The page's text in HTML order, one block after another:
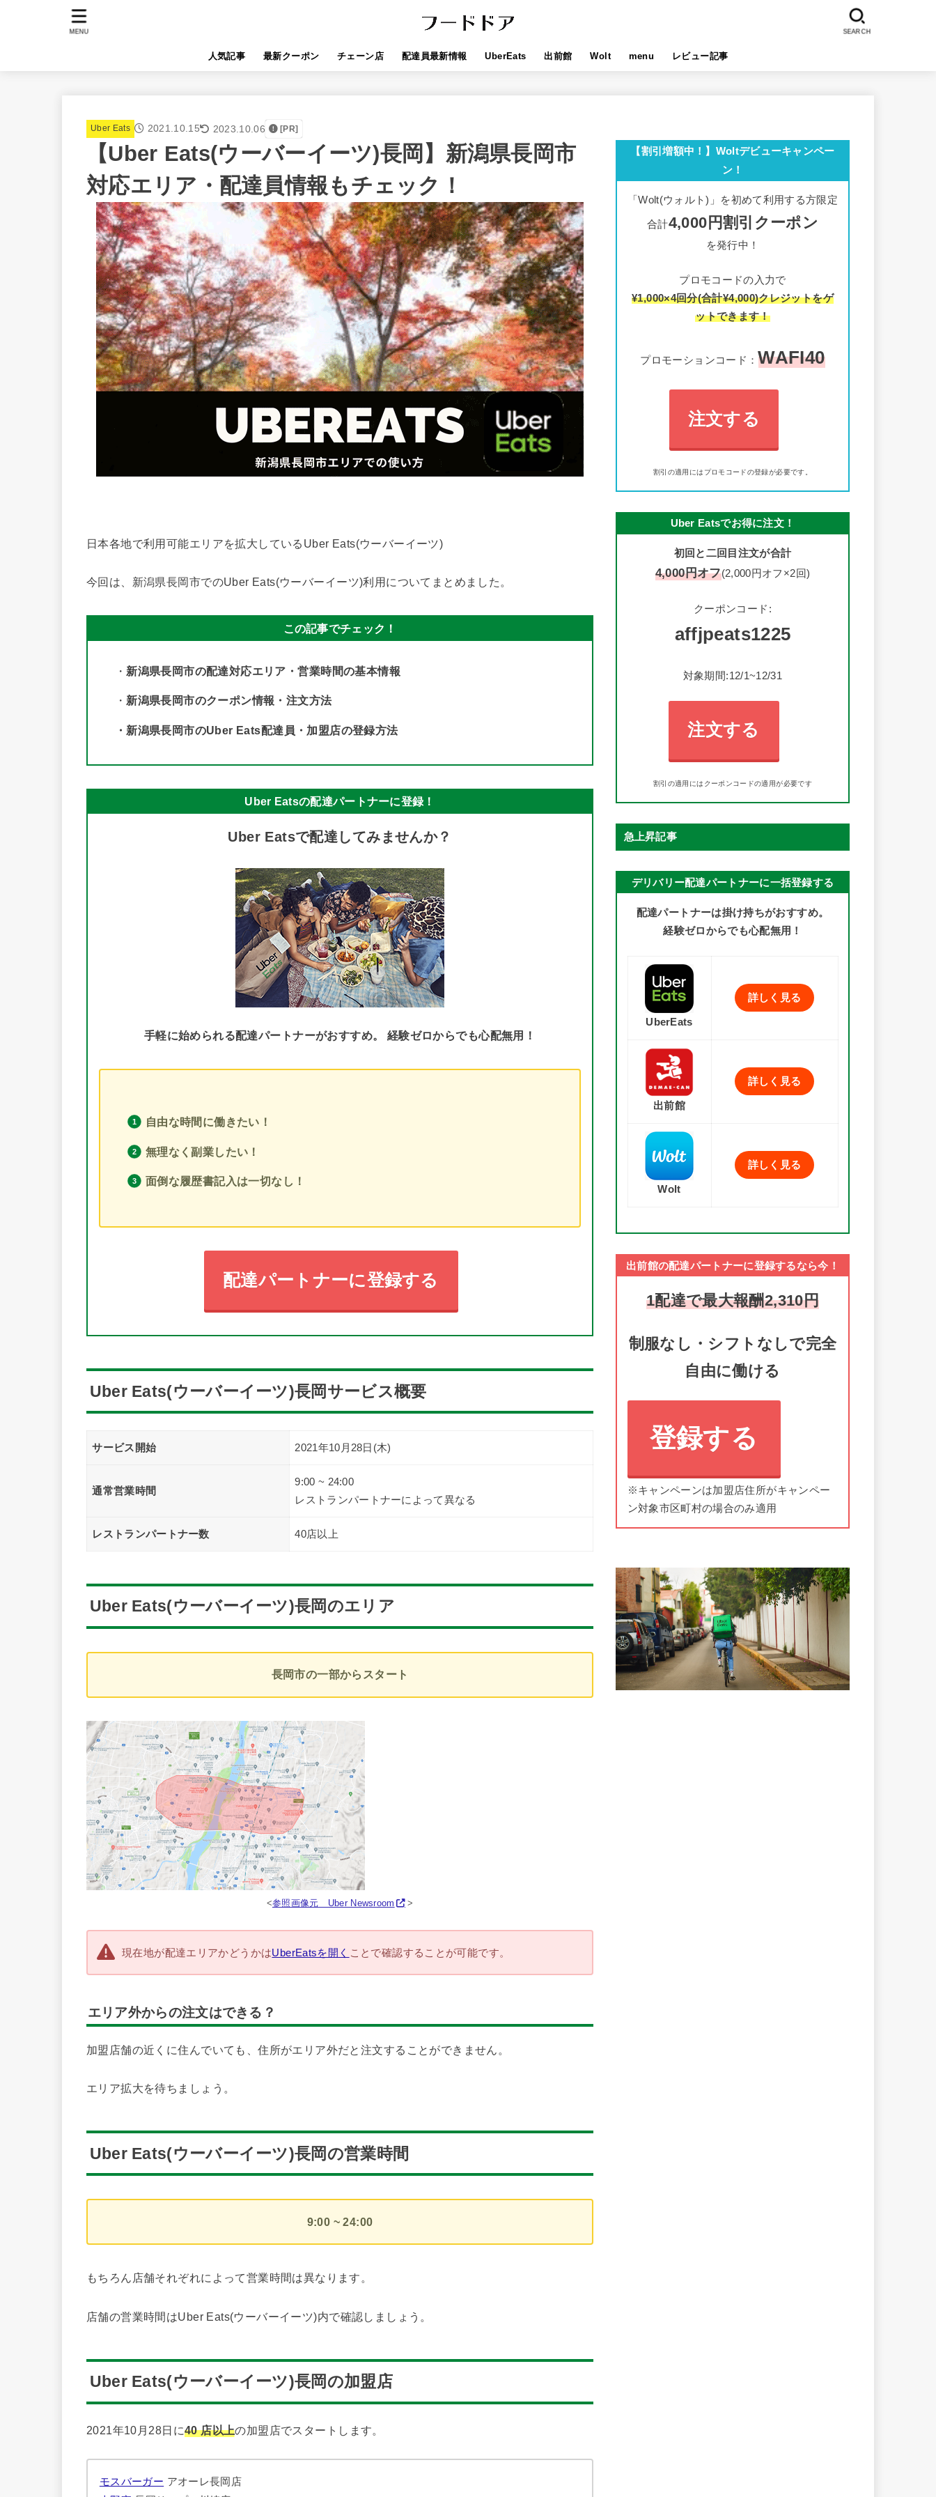
人気記事 最新クーポン チェーン店 配達員最新情報 UberEats 出前館 Wolt menu レビュー記事
SEARCH
MENU
Uber Eats 2021.10.15 2023.10.06 [PR]
【Uber Eats(ウーバーイーツ)長岡】新潟県長岡市
対応エリア・配達員情報もチェック！
日本各地で利用可能エリアを拡大しているUber Eats(ウーバーイーツ)
今回は、新潟県長岡市でのUber Eats(ウーバーイーツ)利用についてまとめました。
この記事でチェック！
・ 新潟県長岡市の配達対応エリア・営業時間の基本情報
・ 新潟県長岡市のクーポン情報・注文方法
・新潟県長岡市のUber Eats配達員・加盟店の登録方法
Uber Eatsの配達パートナーに登録！
Uber Eatsで配達してみませんか？
手軽に始められる配達パートナーがおすすめ。 経験ゼロからでも心配無用！
自由な時間に働きたい！
無理なく副業したい！
面倒な履歴書記入は一切なし！
配達パートナーに登録する
Uber Eats(ウーバーイーツ)長岡サービス概要
サービス開始 2021年10月28日(木)
通常営業時間
9:00 ~ 24:00
レストランパートナーによって異なる
レストランパートナー数 40店以上
Uber Eats(ウーバーイーツ)長岡のエリア
長岡市の一部からスタート
<参照画像元 Uber Newsroom >
現在地が配達エリアかどうかはUberEatsを開く ことで確認することが可能です。
エリア外からの注文はできる？
加盟店舗の近くに住んでいても、住所がエリア外だと注文することができません。
エリア拡大を待ちましょう。
Uber Eats(ウーバーイーツ)長岡の営業時間
9:00 ~ 24:00
もちろん店舗それぞれによって営業時間は異なります。
店舗の営業時間はUber Eats(ウーバーイーツ)内で確認しましょう。
Uber Eats(ウーバーイーツ)長岡の加盟店
2021年10月28日に40 店以上の加盟店でスタートします。
モスバーガー アオーレ長岡店
【割引増額中！】Woltデビューキャンペー
ン！
「Wolt(ウォルト)」を初めて利用する方限定
合計4,000円割引クーポン
を発行中！
プロモコードの入力で
¥1,000×4回分(合計¥4,000)クレジットをゲ
ットできます！
プロモーションコード： WAFI40
注文する
割引の適用にはプロモコードの登録が必要です。
Uber Eatsでお得に注文！
初回と二回目注文が合計
4,000円オフ(2,000円オフ×2回)
クーポンコード:
affjpeats1225
対象期間:12/1~12/31
注文する
割引の適用にはクーポンコードの適用が必要です
急上昇記事
デリバリー配達パートナーに一括登録する
配達パートナーは掛け持ちがおすすめ。
経験ゼロからでも心配無用！
UberEats
詳しく見る
出前館
詳しく見る
Wolt
詳しく見る
出前館の配達パートナーに登録するなら今！
1配達で最大報酬2,310円
制服なし・シフトなしで完全
自由に働ける
登録する
※キャンペーンは加盟店住所がキャンペー
ン対象市区町村の場合のみ適用